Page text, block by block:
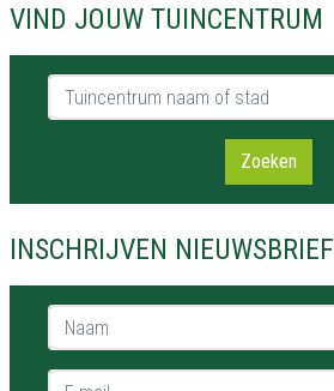
VIND JOUW TUINCENTRUM
Tuincentrum naam of stad
Zoeken
INSCHRIJVEN NIEUWSBRIEF
Naam *
E-mail *